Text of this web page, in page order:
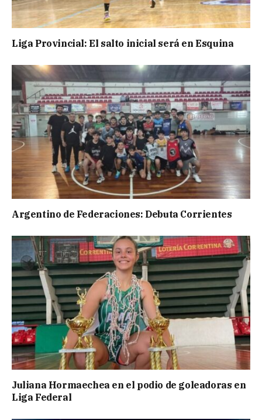
Liga Provincial: El salto inicial será en Esquina
Argentino de Federaciones: Debuta Corrientes
Juliana Hormaechea en el podio de goleadoras en
Liga Federal